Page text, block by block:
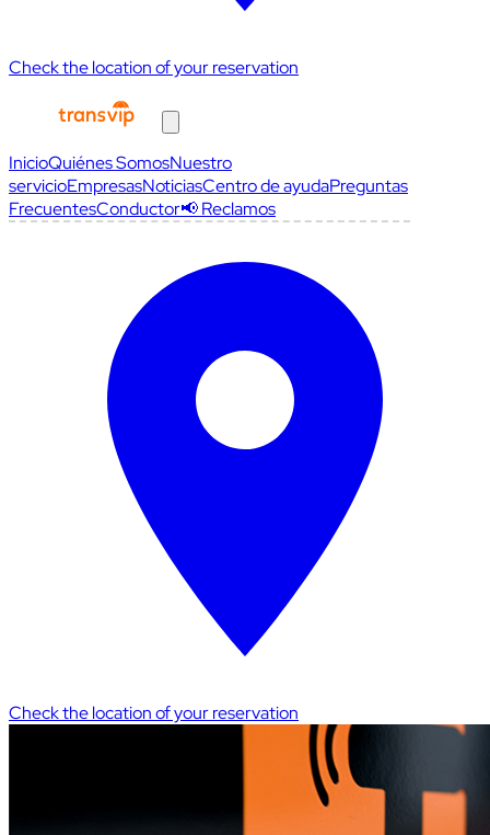
Check the location of your reservation
InicioQuiénes SomosNuestro
servicioEmpresasNoticiasCentro de ayudaPreguntas
FrecuentesConductor📢 Reclamos
Check the location of your reservation